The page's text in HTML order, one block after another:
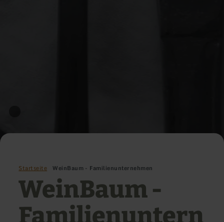
Startseite WeinBaum - Familienunternehmen
WeinBaum -
Familienuntern